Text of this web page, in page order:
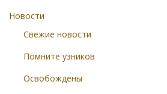
Новости
Свежие новости
Помните узников
Освобождены